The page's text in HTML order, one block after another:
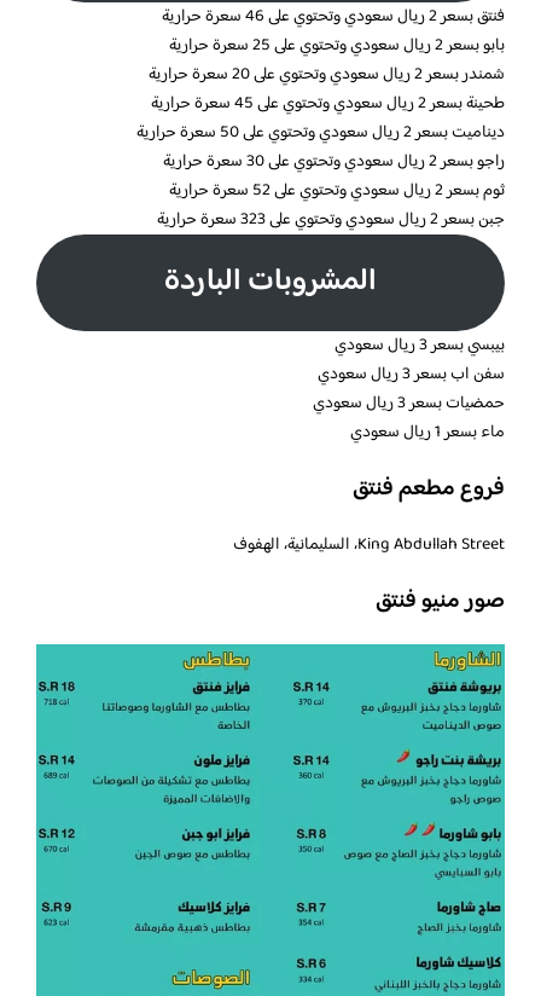
فنتق بسعر 2 ريال سعودي وتحتوي على 46 سعرة حرارية
بابو بسعر 2 ريال سعودي وتحتوي على 25 سعرة حرارية
شمندر بسعر 2 ريال سعودي وتحتوي على 20 سعرة حرارية
طحينة بسعر 2 ريال سعودي وتحتوي على 45 سعرة حرارية
ديناميت بسعر 2 ريال سعودي وتحتوي على 50 سعرة حرارية
راجو بسعر 2 ريال سعودي وتحتوي على 30 سعرة حرارية
ثوم بسعر 2 ريال سعودي وتحتوي على 52 سعرة حرارية
جبن بسعر 2 ريال سعودي وتحتوي على 323 سعرة حرارية
المشروبات الباردة
بيبسي بسعر 3 ريال سعودي
سفن اب بسعر 3 ريال سعودي
حمضيات بسعر 3 ريال سعودي
ماء بسعر 1 ريال سعودي
فروع مطعم فنتق
King Abdullah Street، السليمانية، الهفوف
صور منيو فنتق